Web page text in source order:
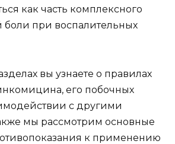
как часть комплексного
боли при воспалительных
вы узнаете о правилах
его побочных
с другими
мы рассмотрим основные
к применению